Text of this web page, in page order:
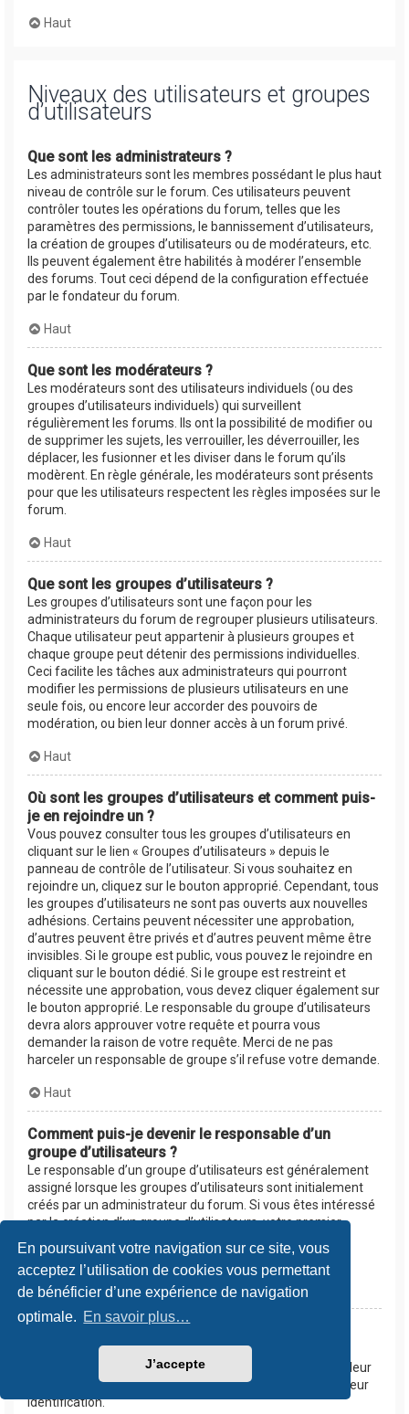
En poursuivant votre navigation sur ce site, vous
acceptez l’utilisation de cookies vous permettant
de bénéficier d’une expérience de navigation
optimale. En savoir plus…
J’accepte
Haut
Niveaux des utilisateurs et groupes
d’utilisateurs
Que sont les administrateurs ?
Les administrateurs sont les membres possédant le plus haut
niveau de contrôle sur le forum. Ces utilisateurs peuvent
contrôler toutes les opérations du forum, telles que les
paramètres des permissions, le bannissement d’utilisateurs,
la création de groupes d’utilisateurs ou de modérateurs, etc.
Ils peuvent également être habilités à modérer l’ensemble
des forums. Tout ceci dépend de la configuration effectuée
par le fondateur du forum.
Haut
Que sont les modérateurs ?
Les modérateurs sont des utilisateurs individuels (ou des
groupes d’utilisateurs individuels) qui surveillent
régulièrement les forums. Ils ont la possibilité de modifier ou
de supprimer les sujets, les verrouiller, les déverrouiller, les
déplacer, les fusionner et les diviser dans le forum qu’ils
modèrent. En règle générale, les modérateurs sont présents
pour que les utilisateurs respectent les règles imposées sur le
forum.
Haut
Que sont les groupes d’utilisateurs ?
Les groupes d’utilisateurs sont une façon pour les
administrateurs du forum de regrouper plusieurs utilisateurs.
Chaque utilisateur peut appartenir à plusieurs groupes et
chaque groupe peut détenir des permissions individuelles.
Ceci facilite les tâches aux administrateurs qui pourront
modifier les permissions de plusieurs utilisateurs en une
seule fois, ou encore leur accorder des pouvoirs de
modération, ou bien leur donner accès à un forum privé.
Haut
Où sont les groupes d’utilisateurs et comment puis-
je en rejoindre un ?
Vous pouvez consulter tous les groupes d’utilisateurs en
cliquant sur le lien « Groupes d’utilisateurs » depuis le
panneau de contrôle de l’utilisateur. Si vous souhaitez en
rejoindre un, cliquez sur le bouton approprié. Cependant, tous
les groupes d’utilisateurs ne sont pas ouverts aux nouvelles
adhésions. Certains peuvent nécessiter une approbation,
d’autres peuvent être privés et d’autres peuvent même être
invisibles. Si le groupe est public, vous pouvez le rejoindre en
cliquant sur le bouton dédié. Si le groupe est restreint et
nécessite une approbation, vous devez cliquer également sur
le bouton approprié. Le responsable du groupe d’utilisateurs
devra alors approuver votre requête et pourra vous
demander la raison de votre requête. Merci de ne pas
harceler un responsable de groupe s’il refuse votre demande.
Haut
Comment puis-je devenir le responsable d’un
groupe d’utilisateurs ?
Le responsable d’un groupe d’utilisateurs est généralement
assigné lorsque les groupes d’utilisateurs sont initialement
créés par un administrateur du forum. Si vous êtes intéressé
par la création d’un groupe d’utilisateurs, votre premier
contact devrait être un administrateur. Essayez de le
contacter en lui envoyant un message privé.
Haut
apparaissent dans une couleur différente ?
Les administrateurs du forum peuvent assigner une couleur
aux membres d’un groupe d’utilisateurs afin de faciliter leur
identification.